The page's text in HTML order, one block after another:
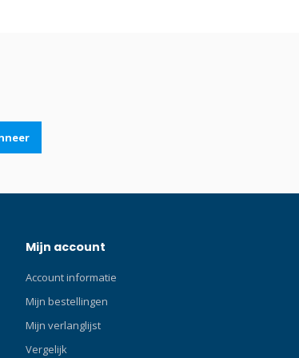
Mijn account
Account informatie
Mijn bestellingen
Mijn verlanglijst
Vergelijk